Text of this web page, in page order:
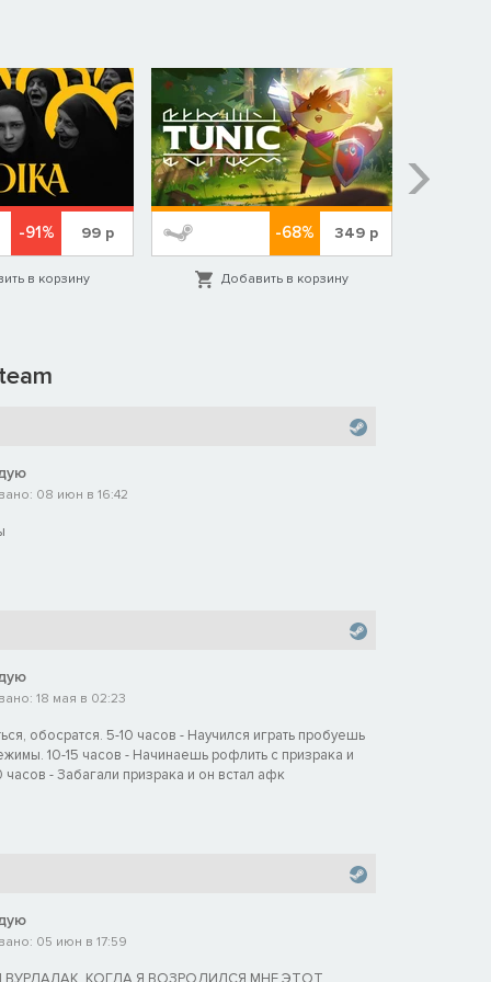
-91% 99р
в корзину
-68% 349р
Добавить в корзину
08 июн в 16:42
18 мая в 02:23
обосратся. 5-10 часов - Научился играть пробуешь
10-15 часов - Начинаешь рофлить с призрака и
часов - Забагали призрака и он встал афк
05 июн в 17:59